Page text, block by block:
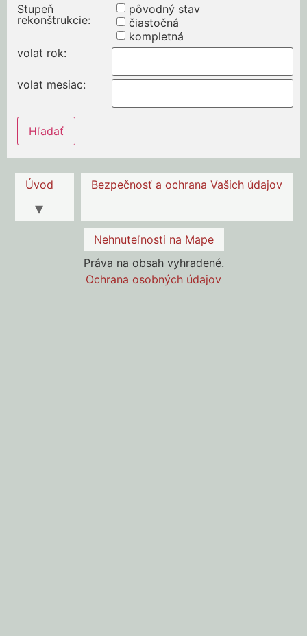
Stupeň
rekonštrukcie:
pôvodný stav
čiastočná
kompletná
volat rok:
volat mesiac:
Úvod Bezpečnosť a ochrana Vašich údajov
Nehnuteľnosti na Mape
Práva na obsah vyhradené.
Ochrana osobných údajov